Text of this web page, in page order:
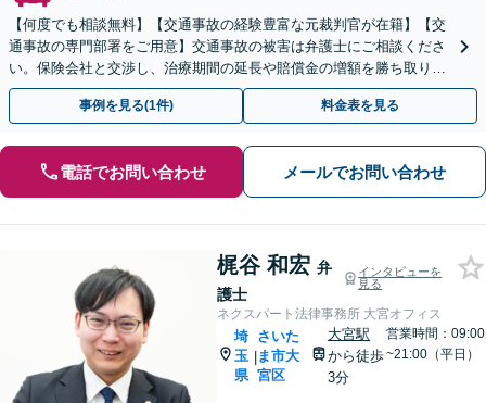
【何度でも相談無料】【交通事故の経験豊富な元裁判官が在籍】【交
通事故の専門部署をご用意】交通事故の被害は弁護士にご相談くださ
い。保険会社と交渉し、治療期間の延長や賠償金の増額を勝ち取りま
す。後遺障害の等級認定の手続きなどもお任せください。
事例を見る(1件) 料金表を見る
電話でお問い合わせ メールでお問い合わせ
梶谷 和宏 弁
護士
インタビューを
見る
ネクスパート法律事務所 大宮オフィス
埼
玉
県
|
さいた
ま市大
宮区
大宮駅
から徒歩
3分
営業時間：09:00
~21:00（平日）